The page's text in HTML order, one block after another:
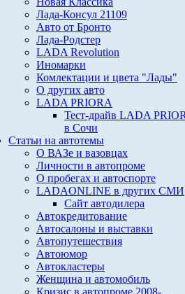
Лада-Консул 21109
Авто от Бронто
Лада-Родстер
LADA Revolution
Иномарки
Комлектации и цвета "Лады"
О других авто
LADA PRIORA
Тест-драйв LADA
в Сочи
Статьи на автотемы
О ВАЗе и вазовцах
Личности в автопроме
О пробегах и автоспорте
LADAONLINE в других СМИ
Сайт автодилера
Автокредитование
Автосалоны и выставки
Автопутешествия
Автоюмор
Автокластеры
Женщина и автомобиль
Кризис в автопроме 2008-...